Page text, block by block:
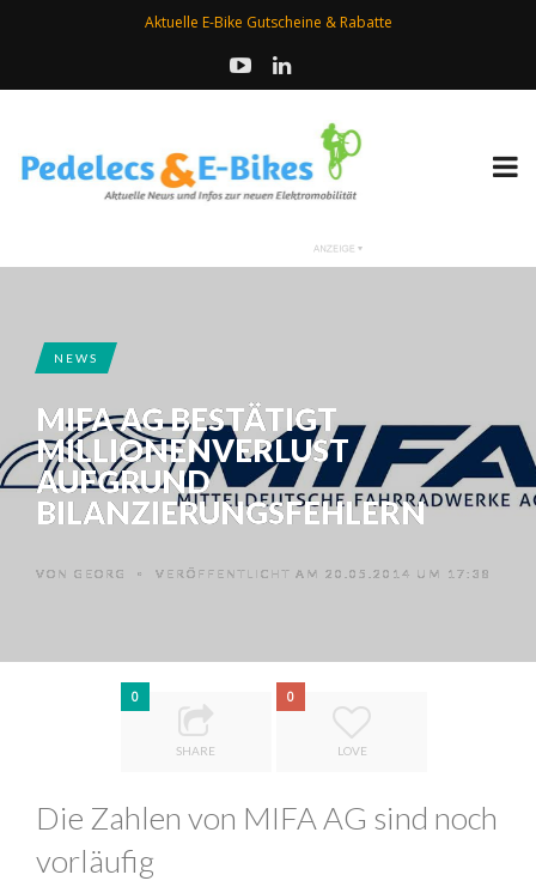
Aktuelle E-Bike Gutscheine & Rabatte
NEWS
MIFA AG BESTÄTIGT
MILLIONENVERLUST
AUFGRUND
BILANZIERUNGSFEHLERN
VON GEORG • VERÖFFENTLICHT AM 20.05.2014 UM 17:38
0
SHARE
0
LOVE
Die Zahlen von MIFA AG sind noch
vorläufig